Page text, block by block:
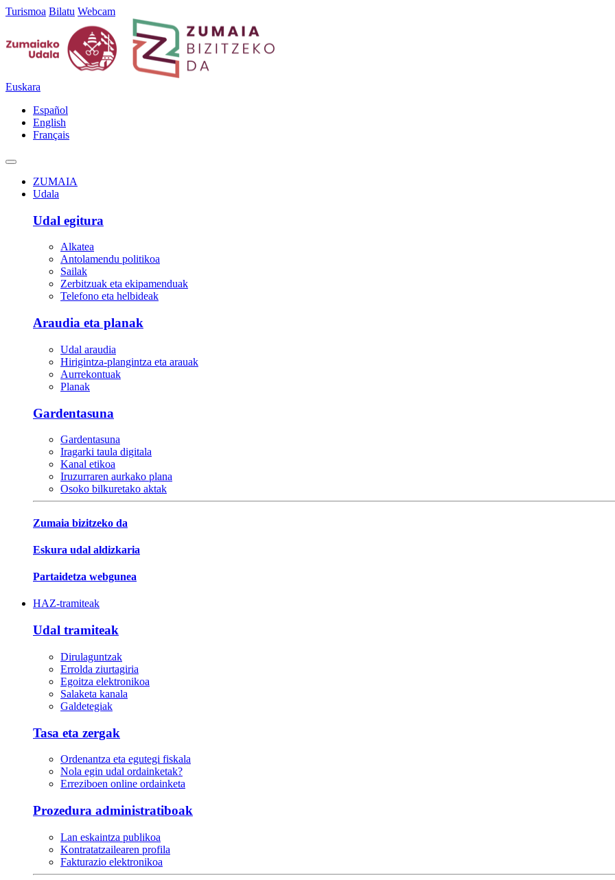
Turismoa Bilatu Webcam
Euskara
Español
English
Français
ZUMAIA
Udala
Udal egitura
Alkatea
Antolamendu politikoa
Sailak
Zerbitzuak eta ekipamenduak
Telefono eta helbideak
Araudia eta planak
Udal araudia
Hirigintza-plangintza eta arauak
Aurrekontuak
Planak
Gardentasuna
Gardentasuna
Iragarki taula digitala
Kanal etikoa
Iruzurraren aurkako plana
Osoko bilkuretako aktak
Zumaia bizitzeko da
Eskura udal aldizkaria
Partaidetza webgunea
HAZ-tramiteak
Udal tramiteak
Dirulaguntzak
Errolda ziurtagiria
Egoitza elektronikoa
Salaketa kanala
Galdetegiak
Tasa eta zergak
Ordenantza eta egutegi fiskala
Nola egin udal ordainketak?
Erreziboen online ordainketa
Prozedura administratiboak
Lan eskaintza publikoa
Kontratatzailearen profila
Fakturazio elektronikoa